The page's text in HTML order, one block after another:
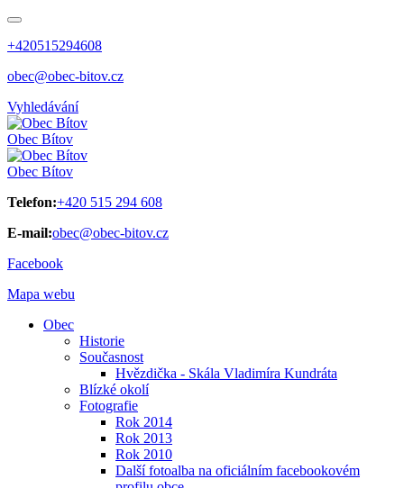
+420515294608
obec@obec-bitov.cz
Vyhledávání
Obec Bítov
Obec Bítov
Telefon:+420 515 294 608
E-mail:obec@obec-bitov.cz
Facebook
Mapa webu
Obec
Historie
Současnost
Hvězdička - Skála Vladimíra Kundráta
Blízké okolí
Fotografie
Rok 2014
Rok 2013
Rok 2010
Další fotoalba na oficiálním facebookovém